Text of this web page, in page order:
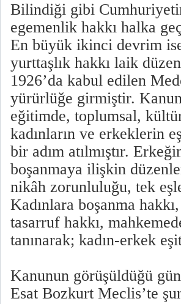
Bilindiği gibi
egemenlik hakkı halka
En büyük ikinci devrim
yurttaşlık hakkı laik
1926’da kabul edilen
yürürlüğe girmiştir.
eğitimde, toplumsal,
kadınların ve erkeklerin
bir adım atılmıştır.
boşanmaya ilişkin
nikâh zorunluluğu, tek
Kadınlara boşanma
tasarruf hakkı,
tanınarak; kadın-erkek
Kanunun görüşüldüğü
Esat Bozkurt Meclis’te